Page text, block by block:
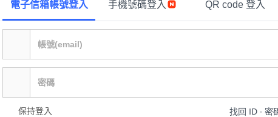
電子信箱帳號登入 手機號碼登入 QR code 登入
保持登入 找回 ID ∙ 密